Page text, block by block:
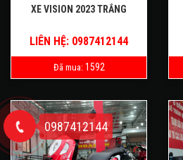
XE VISION 2023 TRẮNG
LIÊN HỆ: 0987412144
Đã mua: 1592
0987412144